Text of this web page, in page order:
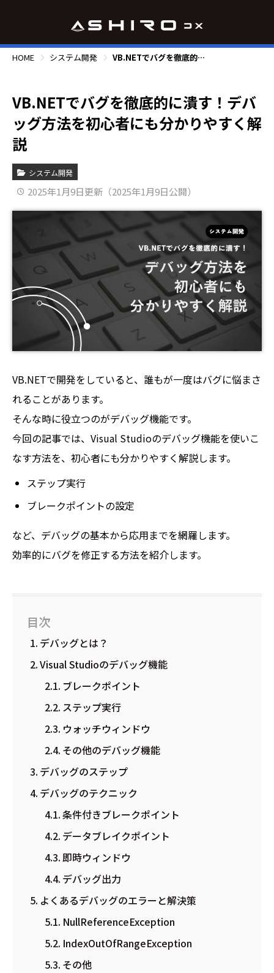
HOME システム開発 VB.NETでバグを徹底的に潰す！デバッグ方法を初心者にも分かりやすく解説
VB.NETでバグを徹底的に潰す！デバ
ッグ方法を初心者にも分かりやすく解
説
システム開発
2025年1月9日更新（2025年1月9日公開）
VB.NETで開発をしていると、誰もが一度はバグに悩まさ
れることがあります。
そんな時に役立つのがデバッグ機能です。
今回の記事では、Visual Studioのデバッグ機能を使いこ
なす方法を、初心者にも分かりやすく解説します。
ステップ実行
ブレークポイントの設定
など、デバッグの基本から応用までを網羅します。
効率的にバグを修正する方法を紹介します。
目次
デバッグとは？
Visual Studioのデバッグ機能
ブレークポイント
ステップ実行
ウォッチウィンドウ
その他のデバッグ機能
デバッグのステップ
デバッグのテクニック
条件付きブレークポイント
データブレイクポイント
即時ウィンドウ
デバッグ出力
よくあるデバッグのエラーと解決策
NullReferenceException
IndexOutOfRangeException
その他